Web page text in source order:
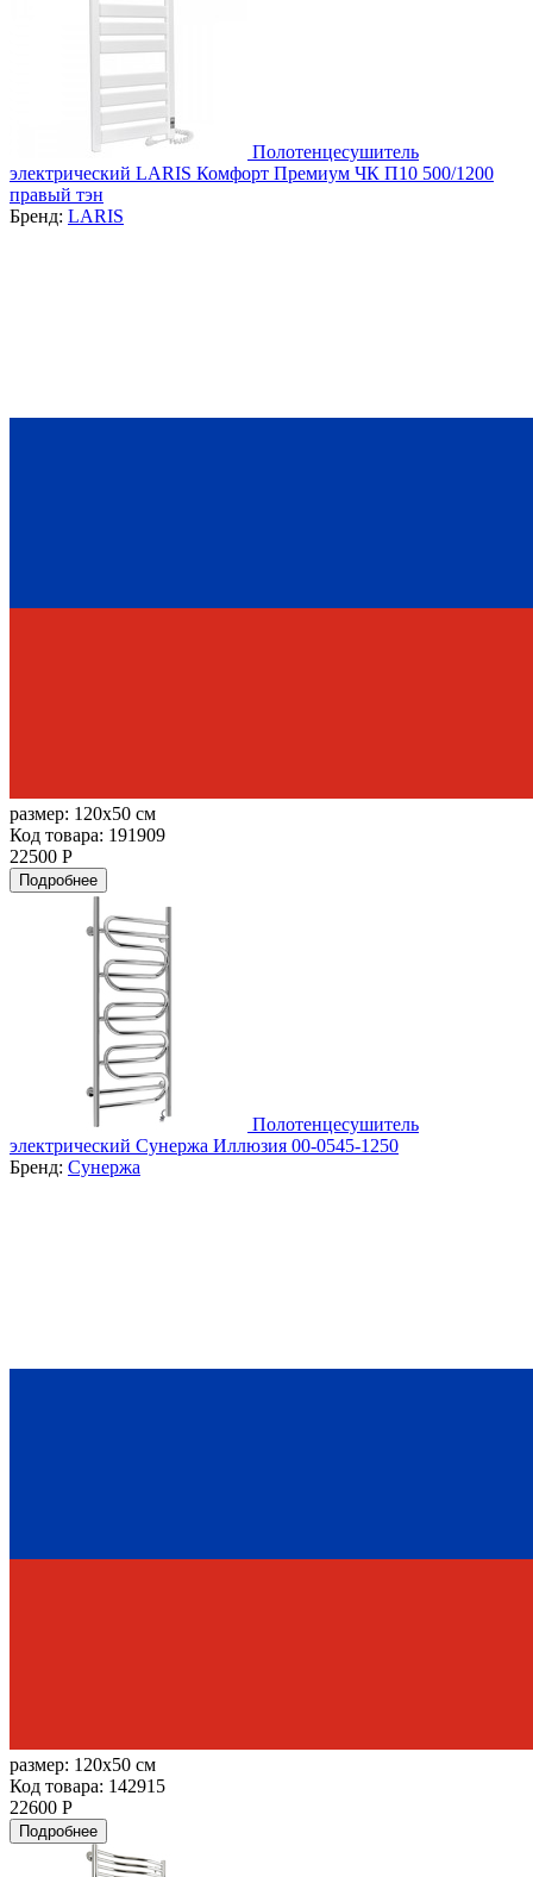
Полотенцесушитель
электрический LARIS Комфорт Премиум ЧК П10 500/1200
правый тэн
Бренд: LARIS
размер: 120x50 см
Код товара: 191909
22500 Р
Подробнее
Полотенцесушитель
электрический Сунержа Иллюзия 00-0545-1250
Бренд: Сунержа
размер: 120x50 см
Код товара: 142915
22600 Р
Подробнее